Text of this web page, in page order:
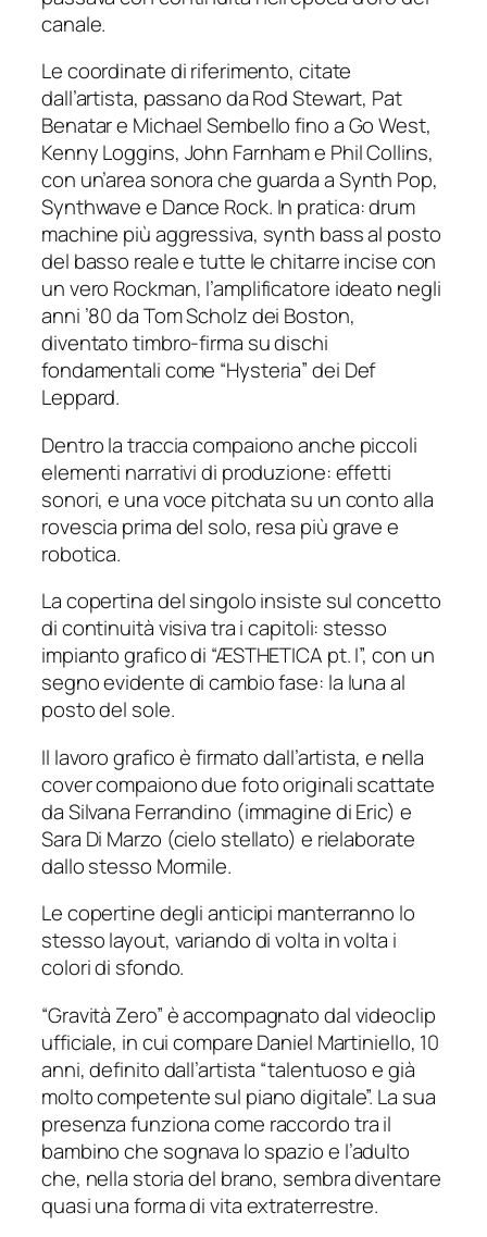
canale.
Le coordinate di riferimento, citate
dall’artista, passano da Rod Stewart, Pat
Benatar e Michael Sembello fino a Go West,
Kenny Loggins, John Farnham e Phil Collins,
con un’area sonora che guarda a Synth Pop,
Synthwave e Dance Rock. In pratica: drum
machine più aggressiva, synth bass al posto
del basso reale e tutte le chitarre incise con
un vero Rockman, l’amplificatore ideato negli
anni ’80 da Tom Scholz dei Boston,
diventato timbro-firma su dischi
fondamentali come “Hysteria” dei Def
Leppard.
Dentro la traccia compaiono anche piccoli
elementi narrativi di produzione: effetti
sonori, e una voce pitchata su un conto alla
rovescia prima del solo, resa più grave e
robotica.
La copertina del singolo insiste sul concetto
di continuità visiva tra i capitoli: stesso
impianto grafico di “ÆSTHETICA pt. I”, con un
segno evidente di cambio fase: la luna al
posto del sole.
Il lavoro grafico è firmato dall’artista, e nella
cover compaiono due foto originali scattate
da Silvana Ferrandino (immagine di Eric) e
Sara Di Marzo (cielo stellato) e rielaborate
dallo stesso Mormile.
Le copertine degli anticipi manterranno lo
stesso layout, variando di volta in volta i
colori di sfondo.
“Gravità Zero” è accompagnato dal videoclip
ufficiale, in cui compare Daniel Martiniello, 10
anni, definito dall’artista “talentuoso e già
molto competente sul piano digitale”. La sua
presenza funziona come raccordo tra il
bambino che sognava lo spazio e l’adulto
che, nella storia del brano, sembra diventare
quasi una forma di vita extraterrestre.